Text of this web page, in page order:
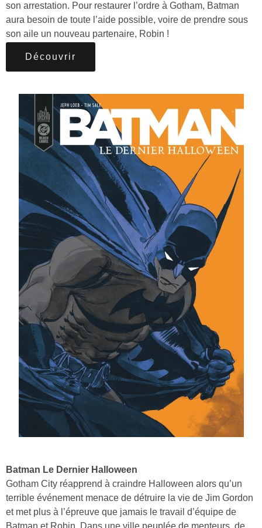
son arrestation. Pour restaurer l’ordre à Gotham, Batman
aura besoin de toute l’aide possible, voire de prendre sous
son aile un nouveau partenaire, Robin !
Découvrir
Batman Le Dernier Halloween
Gotham City réapprend à craindre Halloween alors qu’un
terrible événement menace de détruire la vie de Jim Gordon
et met plus à l’épreuve que jamais le travail d’équipe de